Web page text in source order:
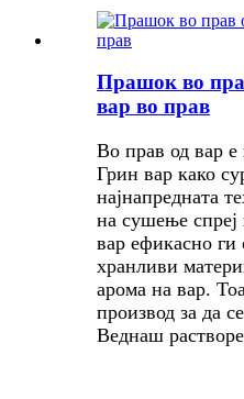
Прашок во
вар во прав
Во прав од вар
Грин вар како
најнапредната
на сушење спреј
вар ефикасно ги
хранливи
арома на вар.
производ за да
Веднаш